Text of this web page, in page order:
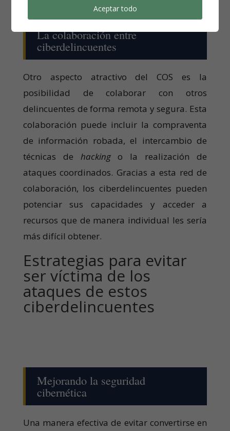
La colaboración entre
ciberdelincuentes
Otro aspecto atractivo del COS es la
posibilidad de colaborar con otros
delincuentes de forma remota y segura. Esta
colaboración puede incluir la compraventa
de información robada, el intercambio de
técnicas de hackingo la realización de
ataques coordinados. Gracias a esta red de
colaboración, los ciberdelincuentes pueden
potenciar sus capacidades y acceder a
recursos que de manera individual les sería
más difícil obtener.
Estrategias para evitar
ser víctima de los
ataques de estos
ciberdelincuentes
Mejorando la seguridad
cibernética
Una manera efectiva de evitar convertirse en
Aceptar todo